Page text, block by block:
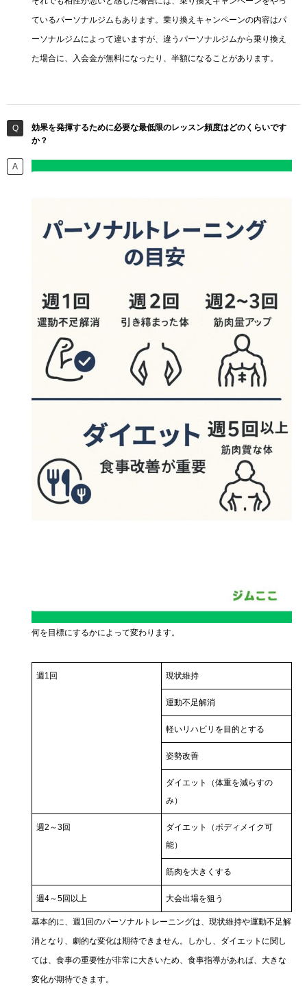
ているパーソナルジムもあります。乗り換えキャンペーンの内容はパ
ーソナルジムによって違いますが、違うパーソナルジムから乗り換え
た場合に、入会金が無料になったり、半額になることがあります。
効果を発揮するために必要な最低限のレッスン頻度はどのくらいです
か？
何を目標にするかによって変わります。
週1回 現状維持
運動不足解消
軽いリハビリを目的とする
姿勢改善
ダイエット（体重を減らすの
み）
週2～3回
ダイエット（ボディメイク可
能）
筋肉を大きくする
週4～5回以上 大会出場を狙う
基本的に、週1回のパーソナルトレーニングは、現状維持や運動不足解
消となり、劇的な変化は期待できません。しかし、ダイエットに関し
ては、食事の重要性が非常に大きいため、食事指導があれば、大きな
変化が期待できます。